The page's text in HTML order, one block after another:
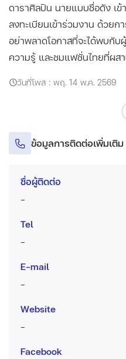
ดาราศิลปิน นายแบบชื่อดัง เข้
ลงทะเบียนเข้าร่วมงาน ด้วยก
อย่าพลาดโอกาสที่จะได้พบกั
ความรู้ และชมแฟชั่นไทยที่ผ
วันที่โพส : พฤ. 14 พ.ค. 2569
ข้อมูลการติดต่อเพิ่มเติม
ชื่อผู้ติดต่อ
-
Tel
-
E-mail
-
Website
-
Facebook